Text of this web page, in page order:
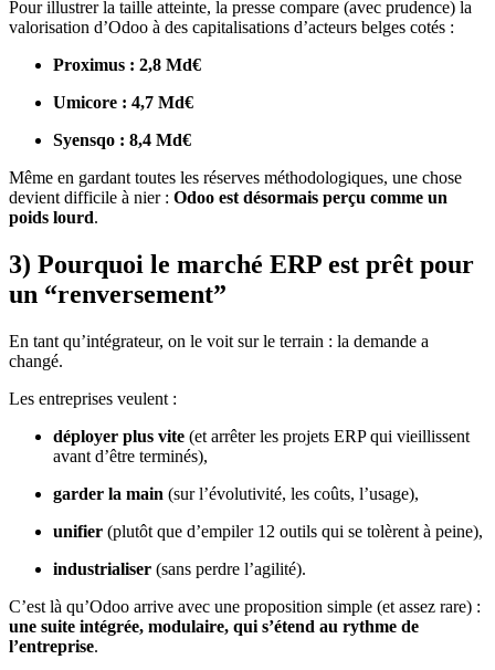
Pour illustrer la taille atteinte, la presse compare (avec prudence) la
valorisation d’Odoo à des capitalisations d’acteurs belges cotés :
Proximus : 2,8 Md€
Umicore : 4,7 Md€
Syensqo : 8,4 Md€
Même en gardant toutes les réserves méthodologiques, une chose
devient difficile à nier : Odoo est désormais perçu comme un
poids lourd.
3) Pourquoi le marché ERP est prêt pour
un “renversement”
En tant qu’intégrateur, on le voit sur le terrain : la demande a
changé.
Les entreprises veulent :
déployer plus vite (et arrêter les projets ERP qui vieillissent
avant d’être terminés),
garder la main (sur l’évolutivité, les coûts, l’usage),
unifier (plutôt que d’empiler 12 outils qui se tolèrent à peine),
industrialiser (sans perdre l’agilité).
C’est là qu’Odoo arrive avec une proposition simple (et assez rare) :
une suite intégrée, modulaire, qui s’étend au rythme de
l’entreprise.